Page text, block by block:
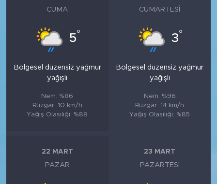
CUMA
5°
Bölgesel düzensiz yağmur
yağışlı
Nem: %86
Rüzgar: 10 km/h
Yağış Olasılığı: %88
CUMARTESI
3°
Bölgesel düzensiz yağmur
yağışlı
Nem: %96
Rüzgar: 14 km/h
Yağış Olasılığı: %85
22 MART
PAZAR
23 MART
PAZARTESI